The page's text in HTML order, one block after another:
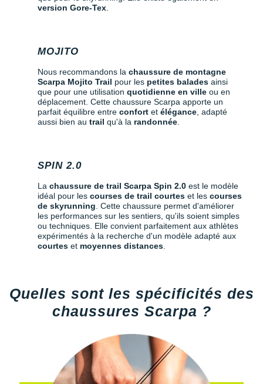
version Gore-Tex
MOJITO
Nous recommandons la chaussure de montagne
Scarpa Mojito Trail pour les petites balades ainsi
que pour une utilisation quotidienne en ville ou en
déplacement. Cette chaussure Scarpa apporte un
parfait équilibre entre confort et élégance , adapté
aussi bien au trail qu'à la randonnée
SPIN 2.0
La chaussure de trail Scarpa Spin 2.0 est le modèle
idéal pour les courses de trail courtes et les courses
de skyrunning . Cette chaussure permet d'améliorer
les performances sur les sentiers, qu'ils soient simples
ou techniques. Elle convient parfaitement aux athlètes
expérimentés à la recherche d'un modèle adapté aux
courtes et moyennes distances
Quelles sont les spécificités des
chaussures Scarpa ?